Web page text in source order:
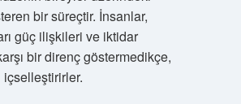
bir süreçtir. İnsanlar,
güç ilişkileri ve iktidar
bir direnç göstermedikçe,
içselleştirirler.